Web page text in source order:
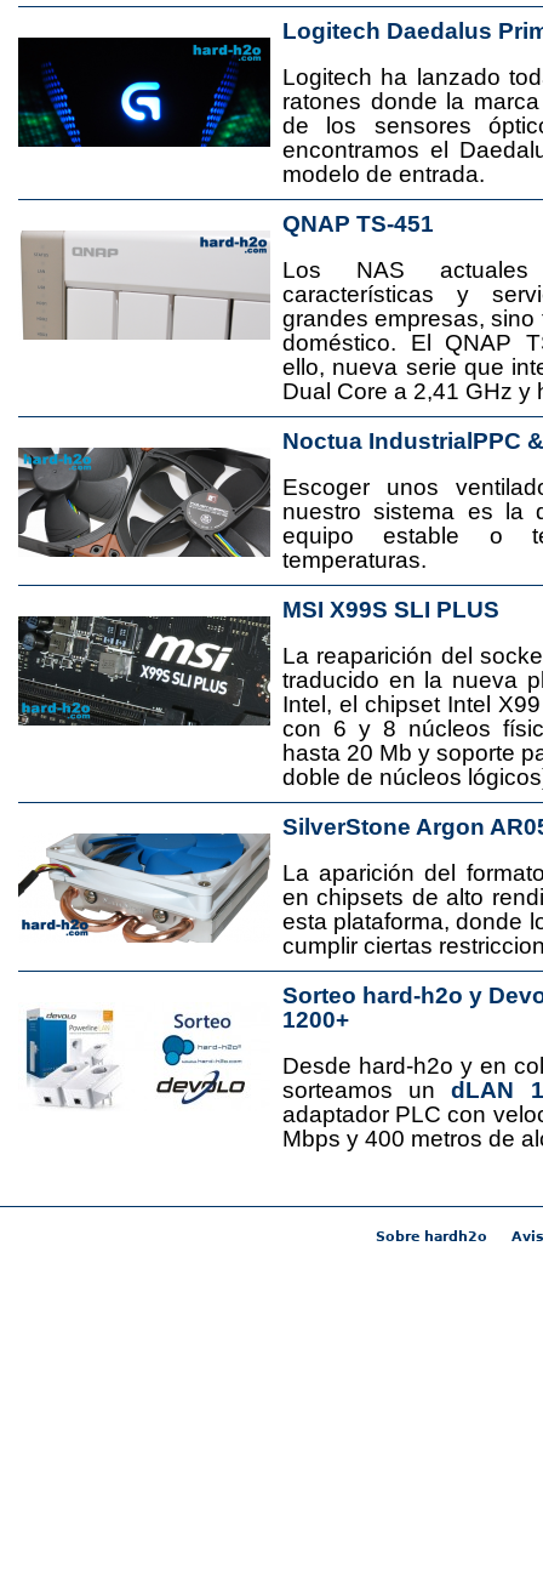
Logitech Daedalus
Logitech ha lanzado
ratones donde la
de los sensores
encontramos el
modelo de entrada.
QNAP TS-451
Los NAS
características y
grandes empresas,
doméstico. El QNAP
ello, nueva serie que
Dual Core a 2,41 GHz y
Noctua IndustrialPPC
Escoger unos
nuestro sistema es la
equipo estable o
temperaturas.
MSI X99S SLI PLUS
La reaparición del
traducido en la nueva
Intel, el chipset Intel
con 6 y 8 núcleos
hasta 20 Mb y soporte
doble de núcleos
SilverStone Argon
La aparición del
en chipsets de alto
esta plataforma, donde
cumplir ciertas
Sorteo hard-h2o y
1200+
Desde hard-h2o y en
sorteamos undLAN
adaptador PLC con
Mbps y 400 metros de
Sobre hardh2o